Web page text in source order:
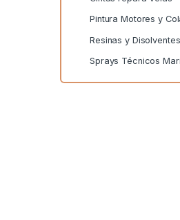
Pintura Motores y
Resinas y Disolventes
Sprays Técnicos